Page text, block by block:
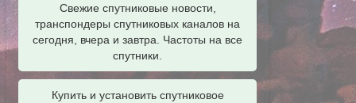
Свежие спутниковые новости,
транспондеры спутниковых каналов на
сегодня, вчера и завтра. Частоты на все
спутники.
Купить и установить спутниковое